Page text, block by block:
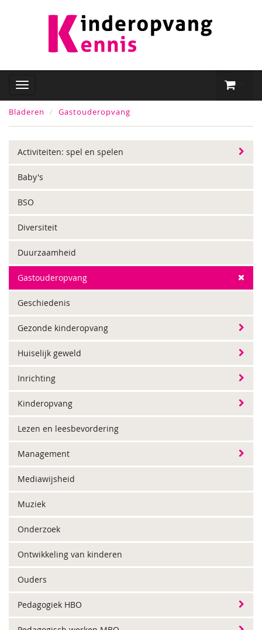
Bladeren Gastouderopvang
Activiteiten: spel en spelen
Baby's
BSO
Diversiteit
Duurzaamheid
Gastouderopvang
Geschiedenis
Gezonde kinderopvang
Huiselijk geweld
Inrichting
Kinderopvang
Lezen en leesbevordering
Management
Mediawijsheid
Muziek
Onderzoek
Ontwikkeling van kinderen
Ouders
Pedagogiek HBO